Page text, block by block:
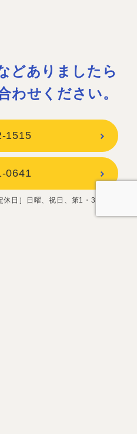
どありましたら
わせください。
1515
0641
日］日曜、祝日、第1・3土曜